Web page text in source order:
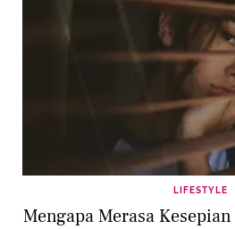
LIFESTYLE
Mengapa Merasa